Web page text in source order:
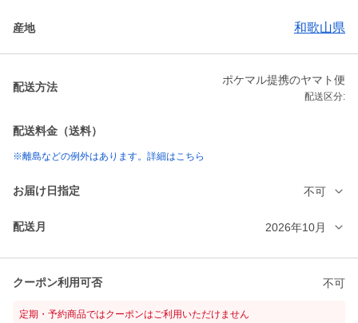
産地 和歌山県
配送方法
ポケマル提携のヤマト便
配送区分:
配送料金（送料）
※離島などの例外はあります。詳細はこちら
お届け日指定 不可
配送月 2026年10月
クーポン利用可否 不可
定期・予約商品ではクーポンはご利用いただけません